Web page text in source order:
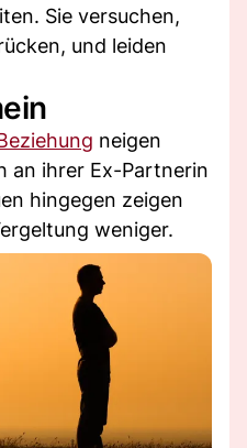
Sie versuchen,
und leiden
neigen
an ihrer Ex-Partnerin
hingegen zeigen
weniger.